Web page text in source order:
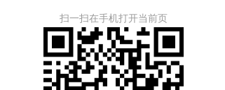
扫一扫在手机打开当前页